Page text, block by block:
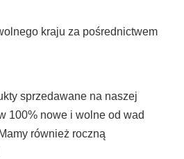
kraju za pośrednictwem
sprzedawane na naszej
100% nowe i wolne od wad
również roczną